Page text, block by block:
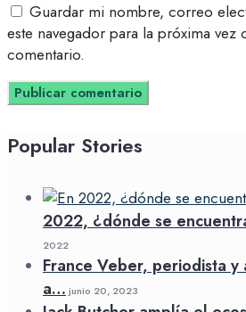
Guardar mi nombre, correo
este navegador para la próxima vez
comentario.
Popular Stories
2022, ¿dónde se
2022
France Veber, periodista
a… junio 20, 2023